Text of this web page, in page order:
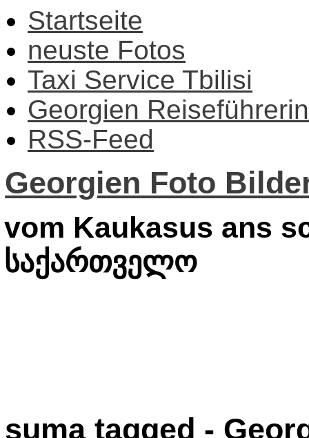
Startseite
neuste Fotos
Taxi Service Tbilisi
Georgien Reiseführerin
RSS-Feed
Georgien Foto
vom Kaukasus ans
საქართველო
suma tagged -